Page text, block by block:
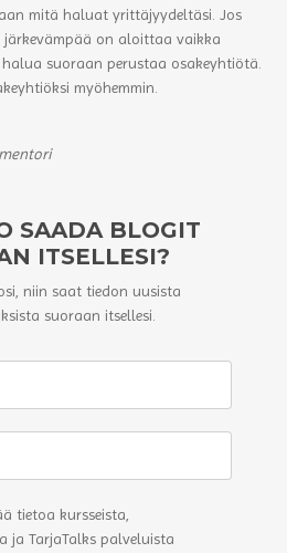
mitä haluat yrittäjyydeltäsi. Jos
järkevämpää on aloittaa vaikka
suoraan perustaa osakeyhtiötä.
myöhemmin.
SAADA BLOGIT
ITSELLESI?
niin saat tiedon uusista
suoraan itsellesi.
tietoa kursseista,
ja TarjaTalks palveluista